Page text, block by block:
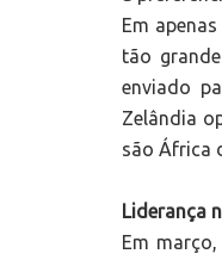
Em
tão
enviado
Zelândia
são África
Liderança
Em